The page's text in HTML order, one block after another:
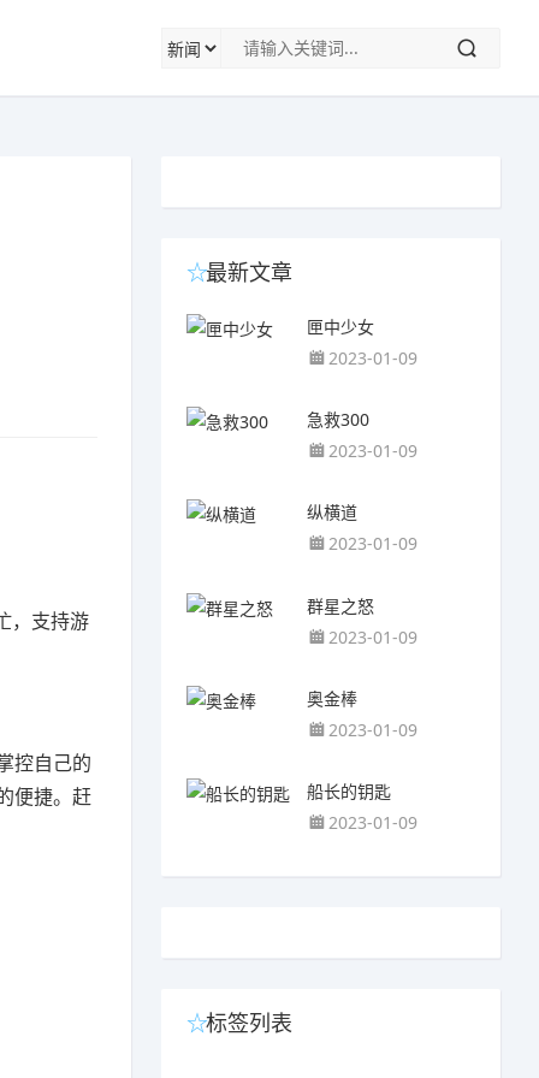
，支持游
控自己的
便捷。赶
最新文章
匣中少女
2023-01-09
急救300
2023-01-09
纵横道
2023-01-09
群星之怒
2023-01-09
奥金棒
2023-01-09
船长的钥匙
2023-01-09
标签列表